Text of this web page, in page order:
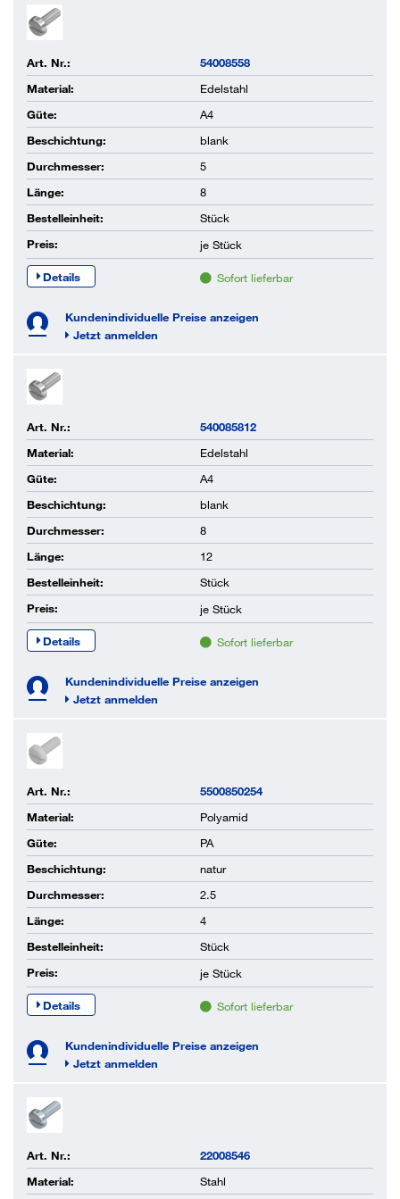
Art. Nr.:
54008558
Material:
Edelstahl
Güte:
A4
Beschichtung:
blank
Durchmesser:
5
Länge:
8
Bestelleinheit:
Stück
Preis:
je Stück
Details Sofort lieferbar
Kundenindividuelle Preise anzeigen
Jetzt anmelden
Art. Nr.:
540085812
Material:
Edelstahl
Güte:
A4
Beschichtung:
blank
Durchmesser:
8
Länge:
12
Bestelleinheit:
Stück
Preis:
je Stück
Details Sofort lieferbar
Kundenindividuelle Preise anzeigen
Jetzt anmelden
Art. Nr.:
5500850254
Material:
Polyamid
Güte:
PA
Beschichtung:
natur
Durchmesser:
2.5
Länge:
4
Bestelleinheit:
Stück
Preis:
je Stück
Details Sofort lieferbar
Kundenindividuelle Preise anzeigen
Jetzt anmelden
Art. Nr.:
22008546
Material:
Stahl